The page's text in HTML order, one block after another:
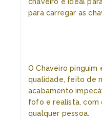
para carregar as
O Chaveiro
qualidade, feito de
acabamento
fofo e realista, com
qualquer pessoa.